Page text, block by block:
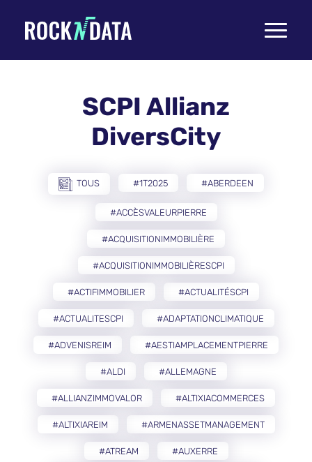
Toggle
SCPI Allianz
DiversCity
TOUS #1T2025 #ABERDEEN
#ACCÈSVALEURPIERRE
#ACQUISITIONIMMOBILIÈRE
#ACQUISITIONIMMOBILIÈRESCPI
#ACTIFIMMOBILIER #ACTUALITÉSCPI
#ACTUALITESCPI #ADAPTATIONCLIMATIQUE
#ADVENISREIM #AESTIAMPLACEMENTPIERRE
#ALDI #ALLEMAGNE
#ALLIANZIMMOVALOR #ALTIXIACOMMERCES
#ALTIXIAREIM #ARMENASSETMANAGEMENT
#ATREAM #AUXERRE